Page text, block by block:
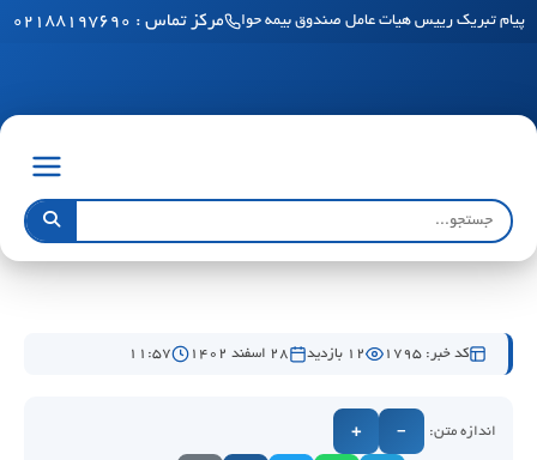
پیام تبریک رییس هیات عامل صندوق بیمه حوادث طبیعی ساختمان به مناسبت فرا
مرکز تماس : ۰۲۱۸۸۱۹۷۶۹۰
کد خبر: 1795 12 بازدید ۲۸ اسفند ۱۴۰۲ ۱۱:۵۷
اندازه متن: −
+